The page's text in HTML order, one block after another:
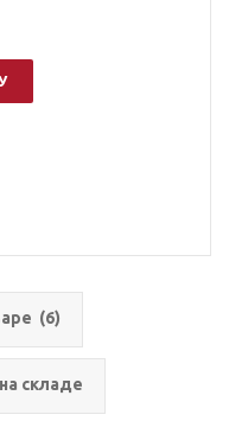
(6)
складе